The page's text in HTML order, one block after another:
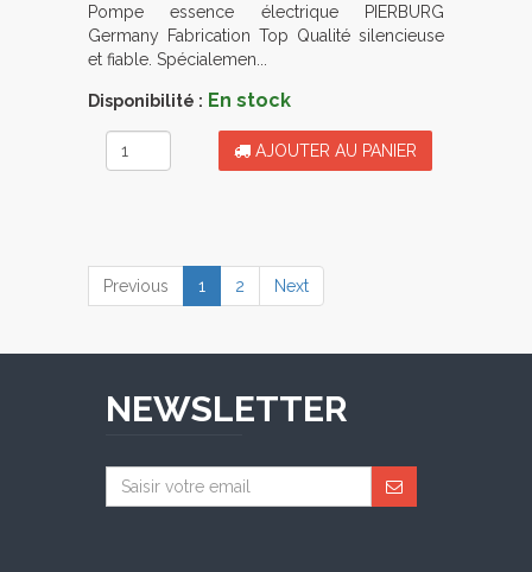
Pompe essence électrique PIERBURG
Germany Fabrication Top Qualité silencieuse
et fiable. Spécialemen...
Disponibilité : En stock
AJOUTER AU PANIER
Previous 1 (current)
2 Next
NEWSLETTER